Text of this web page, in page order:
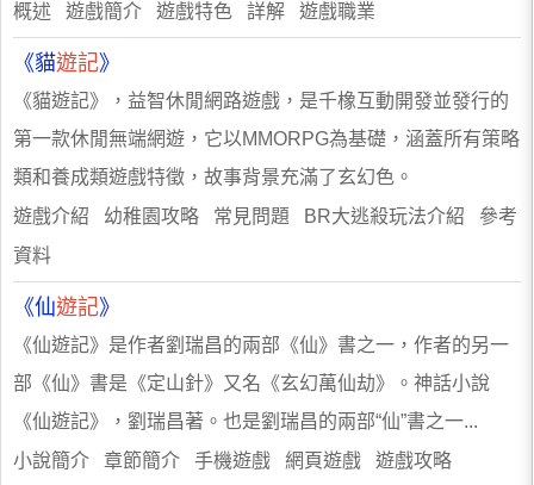
概述 遊戲簡介 遊戲特色 詳解 遊戲職業
《貓遊記》
《貓遊記》，益智休閒網路遊戲，是千橡互動開發並發行的
第一款休閒無端網遊，它以MMORPG為基礎，涵蓋所有策略
類和養成類遊戲特徵，故事背景充滿了玄幻色。
遊戲介紹 幼稚園攻略 常見問題 BR大逃殺玩法介紹 參考
資料
《仙遊記》
《仙遊記》是作者劉瑞昌的兩部《仙》書之一，作者的另一
部《仙》書是《定山針》又名《玄幻萬仙劫》。神話小說
《仙遊記》，劉瑞昌著。也是劉瑞昌的兩部“仙”書之一...
小說簡介 章節簡介 手機遊戲 網頁遊戲 遊戲攻略